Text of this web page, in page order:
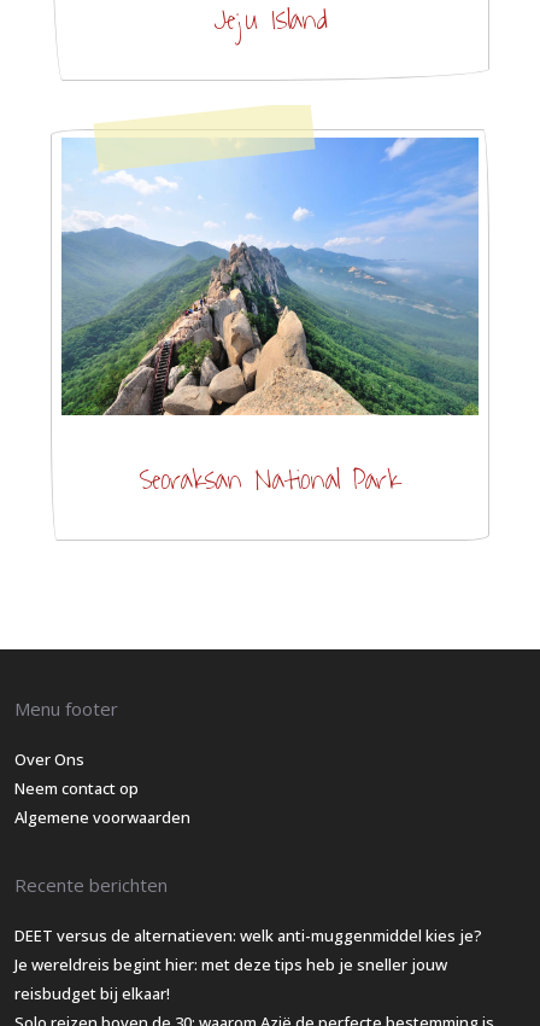
Jeju Island
Seoraksan National Park
Menu footer
Over Ons
Neem contact op
Algemene voorwaarden
Recente berichten
DEET versus de alternatieven: welk anti-muggenmiddel kies je?
Je wereldreis begint hier: met deze tips heb je sneller jouw
reisbudget bij elkaar!